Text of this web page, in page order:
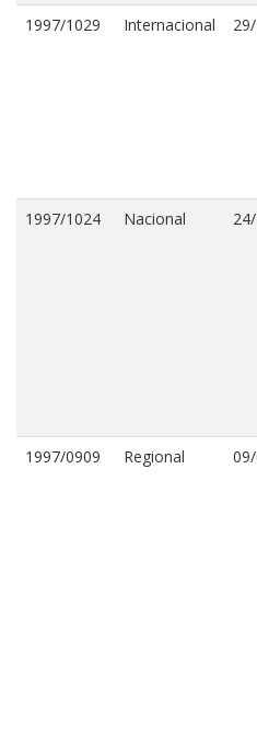
1997/1029 Internacional
1997/1024 Nacional
1997/0909 Regional